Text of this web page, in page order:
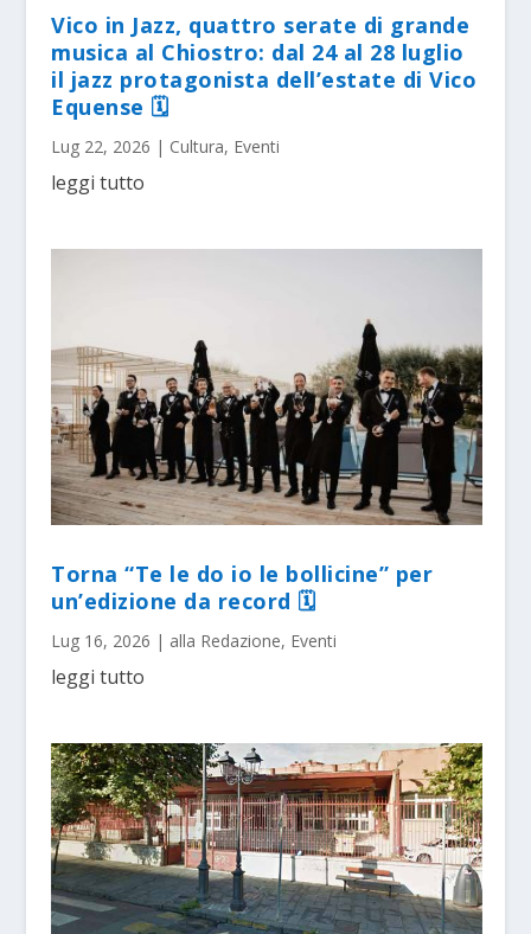
Vico in Jazz, quattro serate di grande
musica al Chiostro: dal 24 al 28 luglio
il jazz protagonista dell’estate di Vico
Equense 🗓
Lug 22, 2026 | Cultura, Eventi
leggi tutto
Torna “Te le do io le bollicine” per
un’edizione da record 🗓
Lug 16, 2026 | alla Redazione, Eventi
leggi tutto